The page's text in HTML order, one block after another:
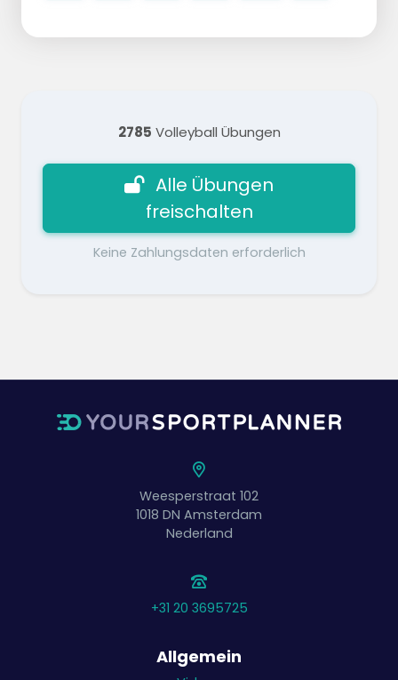
2785 Volleyball Übungen
Alle Übungen
freischalten
Keine Zahlungsdaten erforderlich
Weesperstraat 102
1018 DN Amsterdam
Nederland
+31 20 3695725
Allgemein